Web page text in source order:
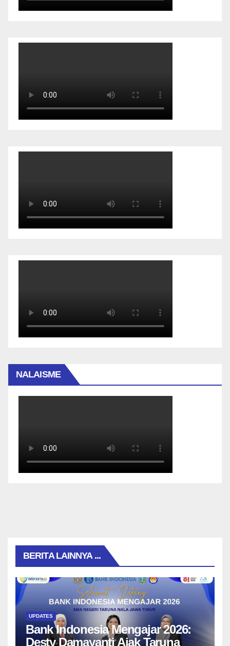
NALAISME
BERITA LAINNYA ...
UPDATES
Bank Indonesia Mengajar 2026:
Desty Damayanti Ajak Taruna